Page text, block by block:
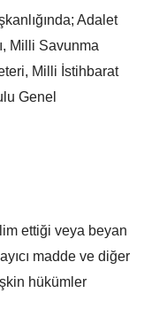
Adalet
Milli Savunma
Milli İstihbarat
Genel
ettiği veya beyan
madde ve diğer
hükümler